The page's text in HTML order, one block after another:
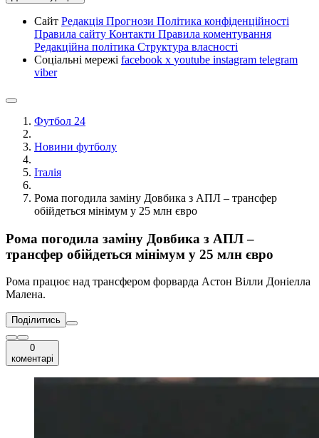
Сайт Редакція Прогнози Політика конфіденційності
Правила сайту Контакти Правила коментування
Редакційна політика Структура власності
Соціальні мережі facebook x youtube instagram telegram
viber
Футбол 24
Новини футболу
Італія
Рома погодила заміну Довбика з АПЛ – трансфер
обійдеться мінімум у 25 млн євро
Рома погодила заміну Довбика з АПЛ –
трансфер обійдеться мінімум у 25 млн євро
Рома працює над трансфером форварда Астон Вілли Доніелла
Малена.
Поділитись
0
коментарі